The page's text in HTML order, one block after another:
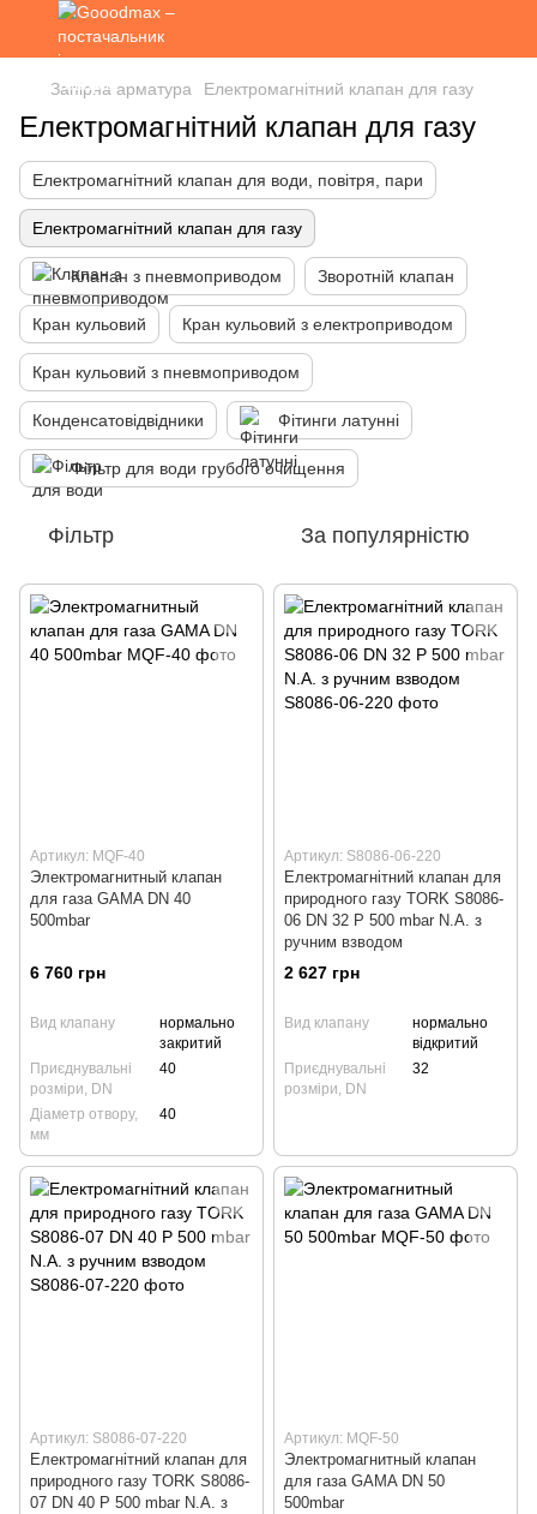
Запірна арматура Електромагнітний клапан для газу
Електромагнітний клапан для газу
Електромагнітний клапан для води, повітря, пари
Електромагнітний клапан для газу
Клапан з пневмоприводом Зворотній клапан
Кран кульовий Кран кульовий з електроприводом
Кран кульовий з пневмоприводом
Конденсатовідвідники Фітинги латунні
Фільтр для води грубого очищення
Фільтр За популярністю
Артикул: MQF-40
Электромагнитный клапан
для газа GAMA DN 40
500mbar
6 760 грн
Вид клапану
нормально
закритий
Приєднувальні
розміри, DN
40
Діаметр отвору,
мм
40
Артикул: S8086-06-220
Електромагнітний клапан для
природного газу TORK S8086-
06 DN 32 P 500 mbar N.A. з
ручним взводом
2 627 грн
Вид клапану
нормально
відкритий
Приєднувальні
розміри, DN
32
Артикул: S8086-07-220
Електромагнітний клапан для
природного газу TORK S8086-
07 DN 40 P 500 mbar N.A. з
Артикул: MQF-50
Электромагнитный клапан
для газа GAMA DN 50
500mbar